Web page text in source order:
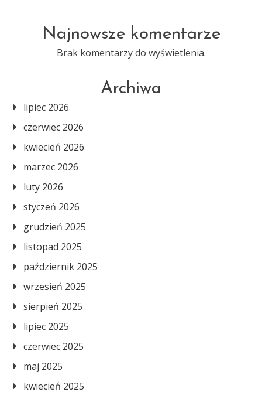
Najnowsze komentarze
Brak komentarzy do wyświetlenia.
Archiwa
lipiec 2026
czerwiec 2026
kwiecień 2026
marzec 2026
luty 2026
styczeń 2026
grudzień 2025
listopad 2025
październik 2025
wrzesień 2025
sierpień 2025
lipiec 2025
czerwiec 2025
maj 2025
kwiecień 2025